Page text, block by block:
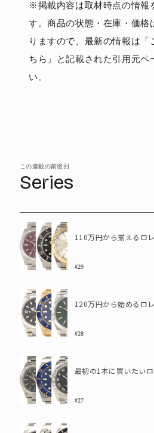
※掲載内容は取材時点の情報
す。商品の状態・在庫・価格
りますので、最新の情報は「
ちら」と記載された引用元ペ
い。
この連載の前後回
Series
#29
#28
#27